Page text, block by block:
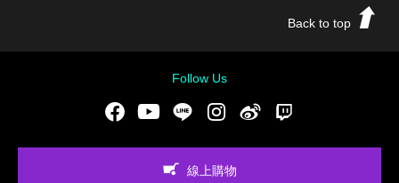
Back to top
Follow Us
FacebookYoutubeLINE Instgram新浪微博
線上購物